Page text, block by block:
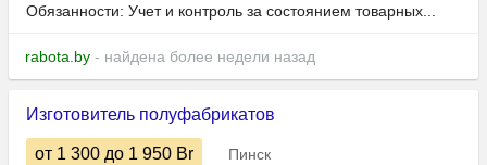
Обязанности: Учет и контроль за состоянием товарных...
rabota.by - найдена более недели назад
Изготовитель полуфабрикатов
от 1 300 до 1 950 Br
Пинск